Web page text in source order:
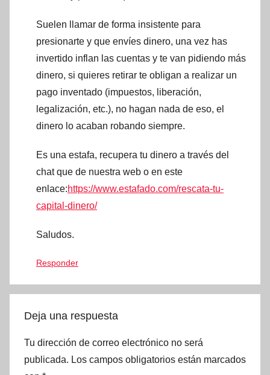
Suelen llamar de forma insistente para
presionarte y que envíes dinero, una vez has
invertido inflan las cuentas y te van pidiendo más
dinero, si quieres retirar te obligan a realizar un
pago inventado (impuestos, liberación,
legalización, etc.), no hagan nada de eso, el
dinero lo acaban robando siempre.
Es una estafa, recupera tu dinero a través del
chat que de nuestra web o en este
enlace:https://www.estafado.com/rescata-tu-
capital-dinero/
Saludos.
Responder
Deja una respuesta
Tu dirección de correo electrónico no será
publicada. Los campos obligatorios están marcados